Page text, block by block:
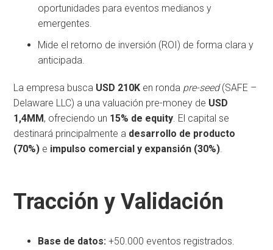
oportunidades para eventos medianos y
emergentes.
Mide el retorno de inversión (ROI) de forma clara y
anticipada.
La empresa busca USD 210K en ronda pre-seed(SAFE –
Delaware LLC) a una valuación pre-money de USD
1,4MM, ofreciendo un 15% de equity. El capital se
destinará principalmente a desarrollo de producto
(70%) e impulso comercial y expansión (30%).
Tracción y Validación
Base de datos: +50.000 eventos registrados.